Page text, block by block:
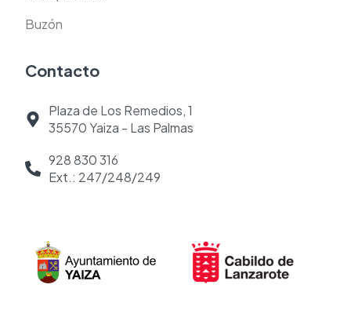
Buzón
Contacto
Plaza de Los Remedios, 1
35570 Yaiza - Las Palmas
928 830 316
Ext.: 247/248/249